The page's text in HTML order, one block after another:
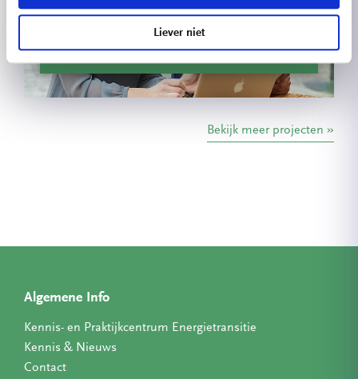
Liever niet
Energiescan
Bekijk meer projecten
Algemene Info
Kennis- en Praktijkcentrum Energietransitie
Kennis & Nieuws
Contact